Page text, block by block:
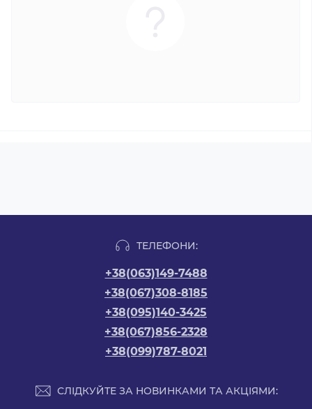
ТЕЛЕФОНИ:
+38(063)149-7488
+38(067)308-8185
+38(095)140-3425
+38(067)856-2328
+38(099)787-8021
СЛІДКУЙТЕ ЗА НОВИНКАМИ ТА АКЦІЯМИ: